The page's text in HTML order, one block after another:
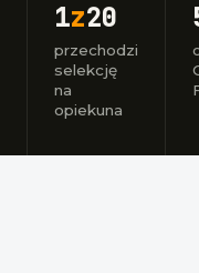
1z20
przechodzi
selekcję
na
opiekuna